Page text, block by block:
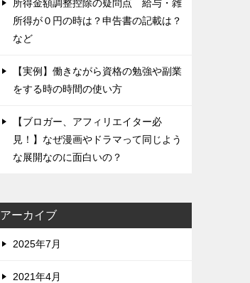
所得金額調整控除の疑問点 給与・雑
所得が０円の時は？申告書の記載は？
など
【実例】働きながら資格の勉強や副業
をする時の時間の使い方
【ブロガー、アフィリエイター必
見！】なぜ漫画やドラマって同じよう
な展開なのに面白いの？
アーカイブ
2025年7月
2021年4月